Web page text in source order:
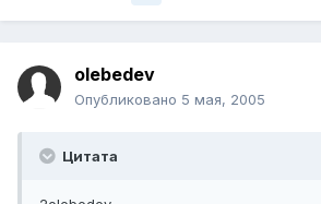
olebedev
Опубликовано 5 мая, 2005
Цитата